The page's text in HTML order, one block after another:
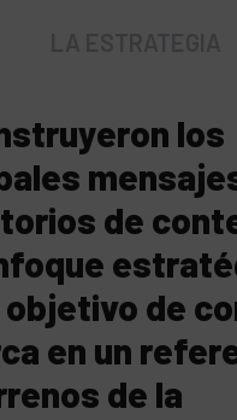
los
de
objetivo de
en un
de la